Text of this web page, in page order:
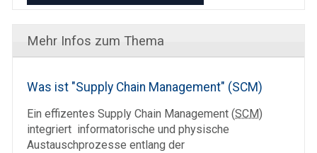
Mehr Infos zum Thema
Was ist "Supply Chain Management" (SCM)
Ein effizentes Supply Chain Management (SCM)
integriert informatorische und physische
Austauschprozesse entlang der